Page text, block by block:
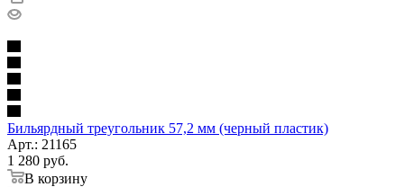
Бильярдный треугольник 57,2 мм (черный пластик)
Арт.: 21165
1 280 руб.
В корзину